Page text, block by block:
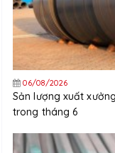
06/08/2026
Sản lượng xuất
trong tháng 6